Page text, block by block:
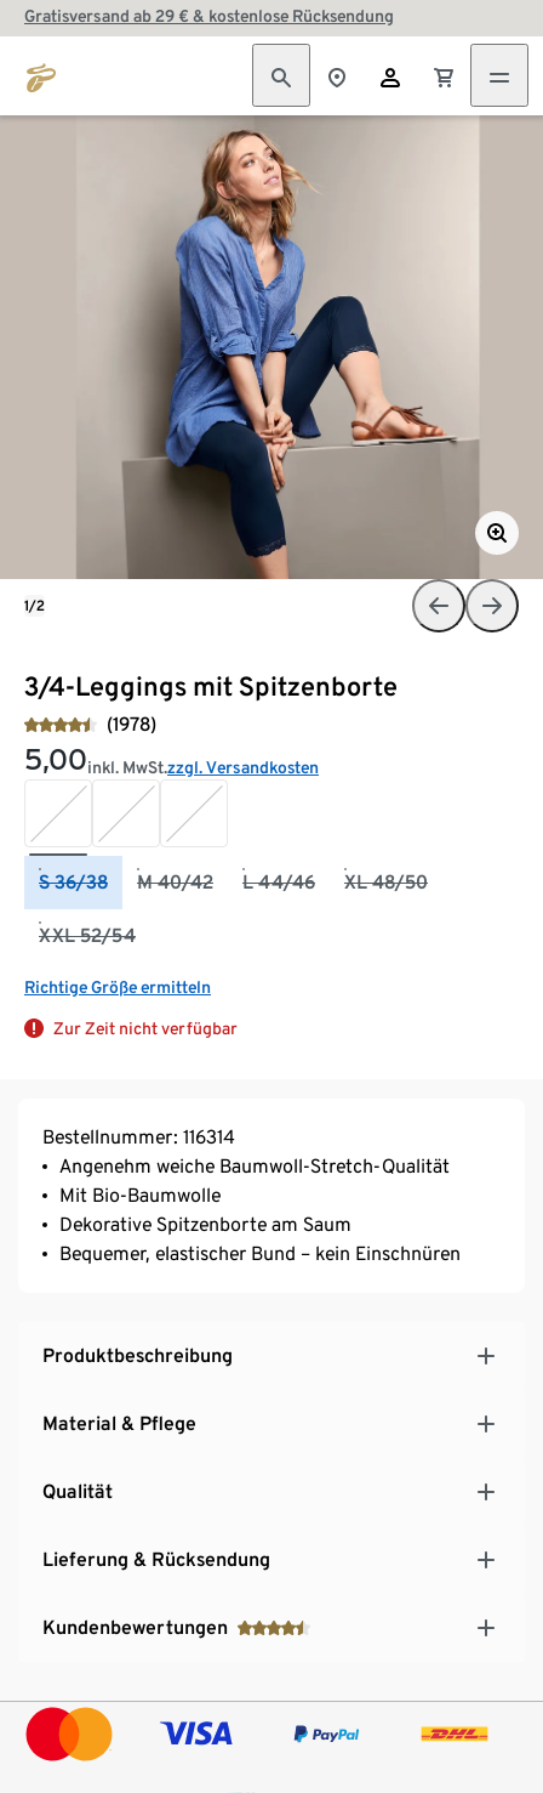
Gratisversand ab 29 € & kostenlose Rücksendung
3/4-Leggings mit Spitzenborte
(1978)
5,00inkl. MwSt.zzgl. Versandkosten
S 36/38 M 40/42 L 44/46 XL 48/50
XXL 52/54
Richtige Größe ermitteln
Zur Zeit nicht verfügbar
1/2
Bestellnummer: 116314
Angenehm weiche Baumwoll-Stretch-Qualität
Mit Bio-Baumwolle
Dekorative Spitzenborte am Saum
Bequemer, elastischer Bund – kein Einschnüren
Produktbeschreibung
Material & Pflege
Qualität
Lieferung & Rücksendung
Kundenbewertungen